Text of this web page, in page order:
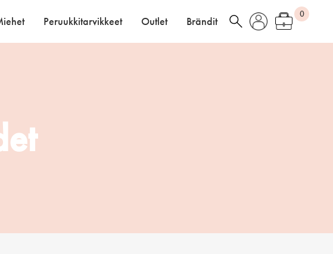
Peruukkitarvikkeet Outlet Brändit
0